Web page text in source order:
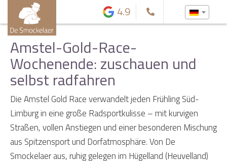
4.9
Amstel-Gold-Race-
Wochenende: zuschauen und
selbst radfahren
Die Amstel Gold Race verwandelt jeden Frühling Süd-
Limburg in eine große Radsportkulisse – mit kurvigen
Straßen, vollen Anstiegen und einer besonderen Mischung
aus Spitzensport und Dorfatmosphäre. Von De
Smockelaer aus, ruhig gelegen im Hügelland (Heuvelland)